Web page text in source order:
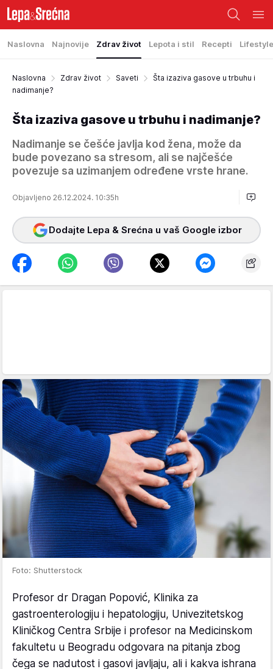
Naslovna Najnovije Zdrav život Lepota i stil Recepti Lifestyle
Naslovna Zdrav život Saveti
Šta izaziva gasove u trbuhu i
nadimanje?
Šta izaziva gasove u trbuhu i nadimanje?
Nadimanje se češće javlja kod žena, može da
bude povezano sa stresom, ali se najčešće
povezuje sa uzimanjem određene vrste hrane.
Objavljeno 26.12.2024. 10:35h
Dodajte Lepa & Srećna u vaš Google izbor
Foto: Shutterstock
Profesor dr Dragan Popović, Klinika za
gastroenterologiju i hepatologiju, Univezitetskog
Kliničkog Centra Srbije i profesor na Medicinskom
fakultetu u Beogradu odgovara na pitanja zbog
čega se nadutost i gasovi javljaju, ali i kakva ishrana